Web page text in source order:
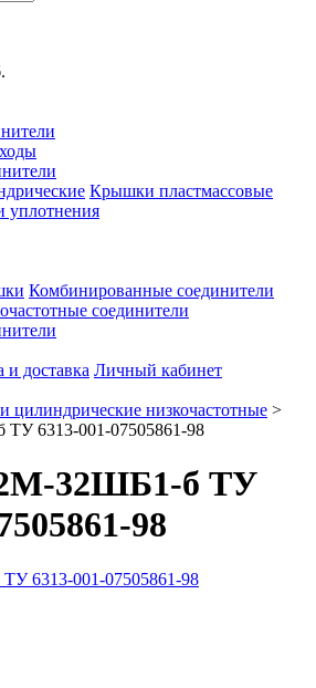
Крышки пластмассовые
уплотнения
Комбинированные соединители
соединители
и доставка Личный кабинет
цилиндрические низкочастотные >
6313-001-07505861-98
32ШБ1-б ТУ
98